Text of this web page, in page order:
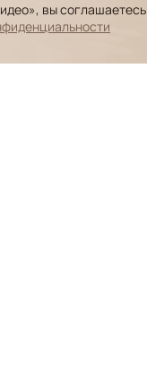
вы соглашаетесь